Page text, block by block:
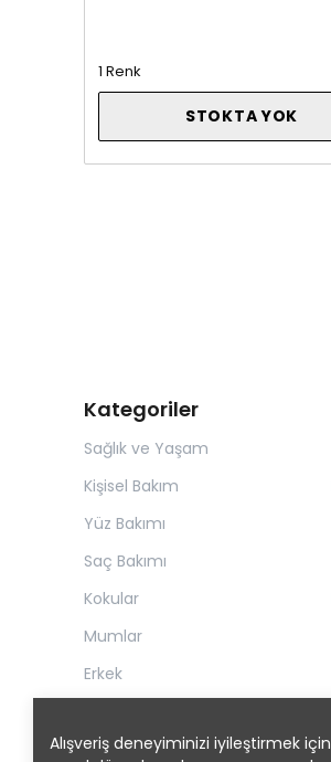
Alışveriş deneyiminizi iyileştirmek için
1 Renk
STOKTA YOK
Kategoriler
Sağlık ve Yaşam
Kişisel Bakım
Yüz Bakımı
Saç Bakımı
Kokular
Mumlar
Erkek